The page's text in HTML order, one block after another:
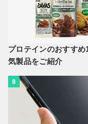
プロテインのおすす
気製品をご紹介
8